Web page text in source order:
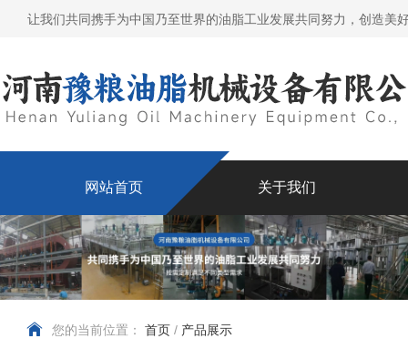
让我们共同携手为中国乃至世界的油脂工业发展共同努力，创造美
网站首页 关于我们
您的当前位置： 首页 / 产品展示